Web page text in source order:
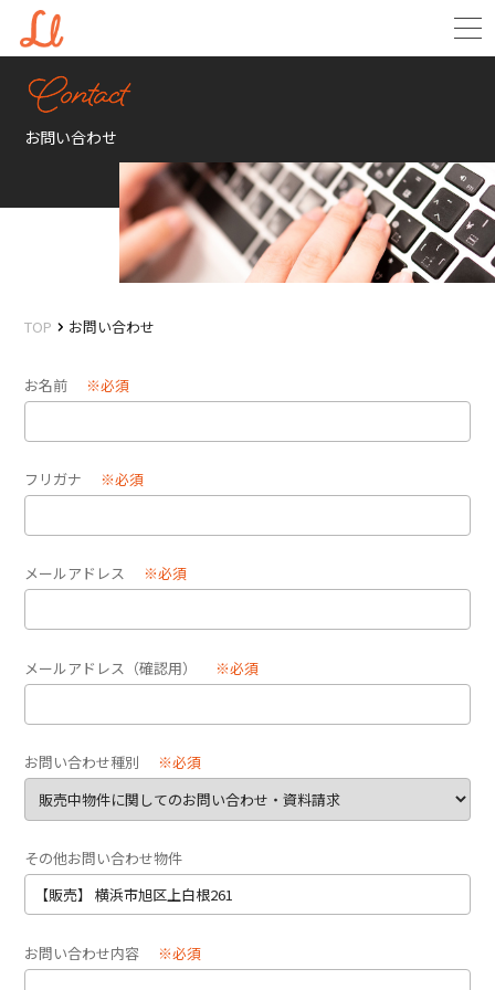
お問い合わせ
TOP お問い合わせ
お名前 ※必須
フリガナ ※必須
メールアドレス ※必須
メールアドレス（確認用） ※必須
お問い合わせ種別 ※必須
その他お問い合わせ物件
お問い合わせ内容 ※必須